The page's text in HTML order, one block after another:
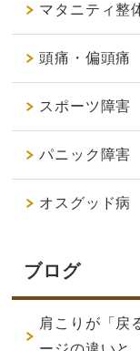
マタニティ整
頭痛・偏頭痛
スポーツ障害
パニック障害
オスグッド病
ブログ
肩こりが「戻